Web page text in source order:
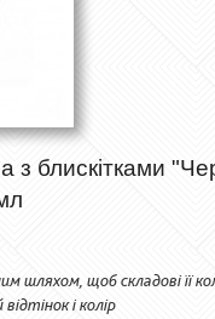
з блискітками
шляхом, щоб складові її
і колір